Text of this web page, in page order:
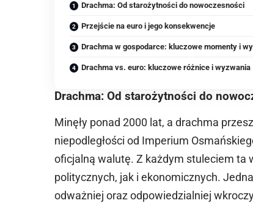
Drachma: Od starożytności do nowoczesności
Przejście na euro i jego konsekwencje
Drachma w gospodarce: kluczowe momenty i
Drachma vs. euro: kluczowe różnice i wyzwania
Drachma: Od starożytności do
Minęły ponad 2000 lat, a drachma
niepodległości od Imperium
oficjalną walutę. Z każdym stuleciem ta
politycznych, jak i ekonomicznych.
odważniej oraz odpowiedzialniej